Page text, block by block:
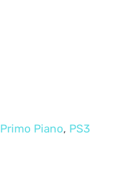
Primo Piano, PS3